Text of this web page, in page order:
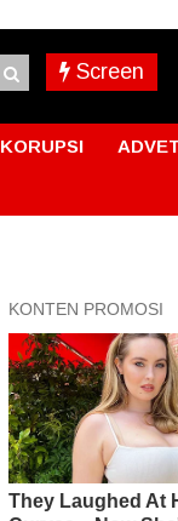
Screen
KORUPSI